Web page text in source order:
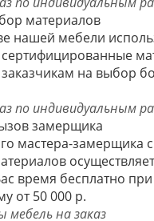
материалов
нашей мебели
на выбор
замерщика
мастера-замерщика
время бесплатно
от 50 000 р.